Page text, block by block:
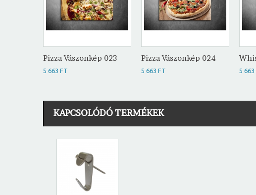
Pizza Vászonkép 023
5 663 FT
Pizza Vászonkép 024
5 663 FT 5 663
KAPCSOLÓDÓ TERMÉKEK